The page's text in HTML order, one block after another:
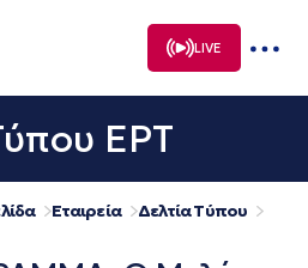
LIVE
ΕΡΤ
Εταιρεία
Δελτία Τύπου